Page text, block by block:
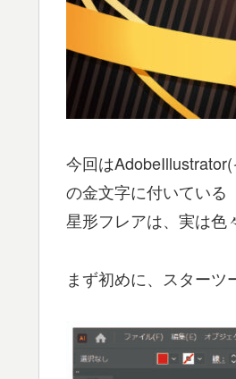
今回は
の金文字に付いている
星形フレアは、実は色
まず初めに、スターツ